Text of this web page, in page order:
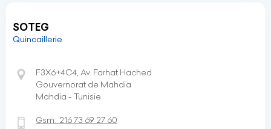
SOTEG
Quincaillerie
F3X6+4C4, Av. Farhat Hached
Gouvernorat de Mahdia
Mahdia - Tunisie
Gsm: 216 73 69 27 60